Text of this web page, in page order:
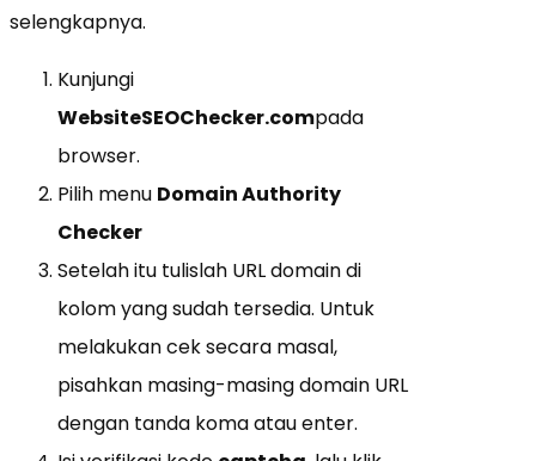
selengkapnya.
Kunjungi
WebsiteSEOChecker.compada
browser.
Pilih menu Domain Authority
Checker
Setelah itu tulislah URL domain di
kolom yang sudah tersedia. Untuk
melakukan cek secara masal,
pisahkan masing-masing domain URL
dengan tanda koma atau enter.